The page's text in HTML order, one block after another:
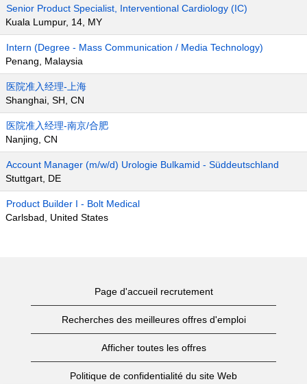
Senior Product Specialist, Interventional Cardiology (IC)
Kuala Lumpur, 14, MY
Intern (Degree - Mass Communication / Media Technology)
Penang, Malaysia
医院准入经理-上海
Shanghai, SH, CN
医院准入经理-南京/合肥
Nanjing, CN
Account Manager (m/w/d) Urologie Bulkamid - Süddeutschland
Stuttgart, DE
Product Builder I - Bolt Medical
Carlsbad, United States
Page d'accueil recrutement
Recherches des meilleures offres d'emploi
Afficher toutes les offres
Politique de confidentialité du site Web